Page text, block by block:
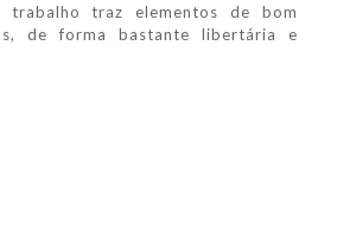
trabalho traz elementos de bom
de forma bastante libertária e